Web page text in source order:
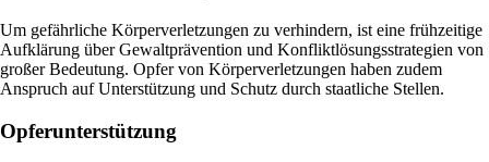
Um gefährliche Körperverletzungen zu verhindern, ist eine frühzeitige
Aufklärung über Gewaltprävention und Konfliktlösungsstrategien von
großer Bedeutung. Opfer von Körperverletzungen haben zudem
Anspruch auf Unterstützung und Schutz durch staatliche Stellen.
Opferunterstützung